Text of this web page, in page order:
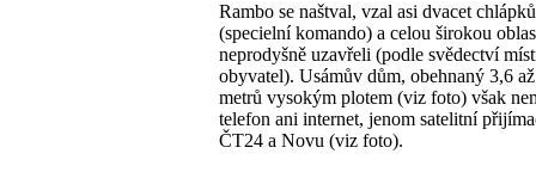
Rambo se naštval, vzal asi dvacet chlápků
(specielní komando) a celou širokou
neprodyšně uzavřeli (podle svědectví
obyvatel). Usámův dům, obehnaný 3,6
metrů vysokým plotem (viz foto) však
telefon ani internet, jenom satelitní
ČT24 a Novu (viz foto).